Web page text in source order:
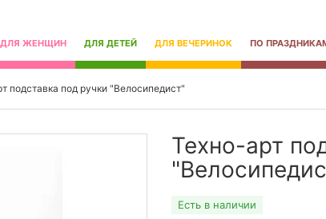
ДЛЯ ЖЕНЩИН ДЛЯ ДЕТЕЙ ДЛЯ ВЕЧЕРИНОК ПО
подставка под ручки "Велосипедист"
Техно-арт
Есть в наличии